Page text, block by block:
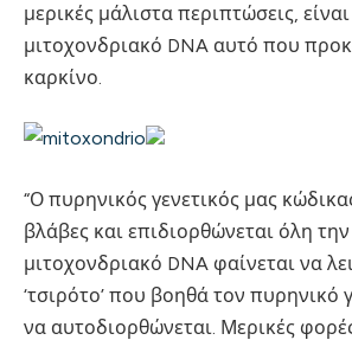
μερικές μάλιστα περιπτώσεις,
μιτοχονδριακό DNA αυτό που
καρκίνο.
“Ο πυρηνικός γενετικός μας
βλάβες και επιδιορθώνεται όλη
μιτοχονδριακό DNA φαίνεται να
‘τσιρότο’ που βοηθά τον πυρηνικό
να αυτοδιορθώνεται. Μερικές